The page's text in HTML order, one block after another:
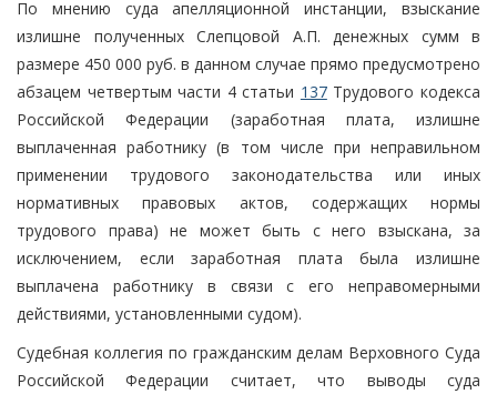
По мнению суда апелляционной инстанции, взыскание
излишне полученных Слепцовой А.П. денежных сумм в
размере 450 000 руб. в данном случае прямо предусмотрено
абзацем четвертым части 4 статьи 137Трудового кодекса
Российской Федерации (заработная плата, излишне
выплаченная работнику (в том числе при неправильном
применении трудового законодательства или иных
нормативных правовых актов, содержащих нормы
трудового права) не может быть с него взыскана, за
исключением, если заработная плата была излишне
выплачена работнику в связи с его неправомерными
действиями, установленными судом).
Судебная коллегия по гражданским делам Верховного Суда
Российской Федерации считает, что выводы суда